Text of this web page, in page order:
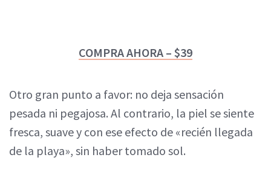
COMPRA AHORA – $39
Otro gran punto a favor: no deja sensación
pesada ni pegajosa. Al contrario, la piel se siente
fresca, suave y con ese efecto de «recién llegada
de la playa», sin haber tomado sol.